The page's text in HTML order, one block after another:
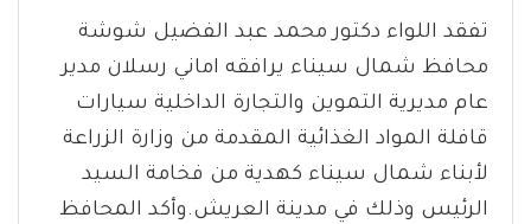
تفقد اللواء دكتور محمد عبد الفضيل شوشة
محافظ شمال سيناء يرافقه اماني رسلان مدير
عام مديرية التموين والتجارة الداخلية سيارات
قافلة المواد الغذائية المقدمة من وزارة الزراعة
لأبناء شمال سيناء كهدية من فخامة السيد
الرئيس وذلك في مدينة العريش.وأكد المحافظ